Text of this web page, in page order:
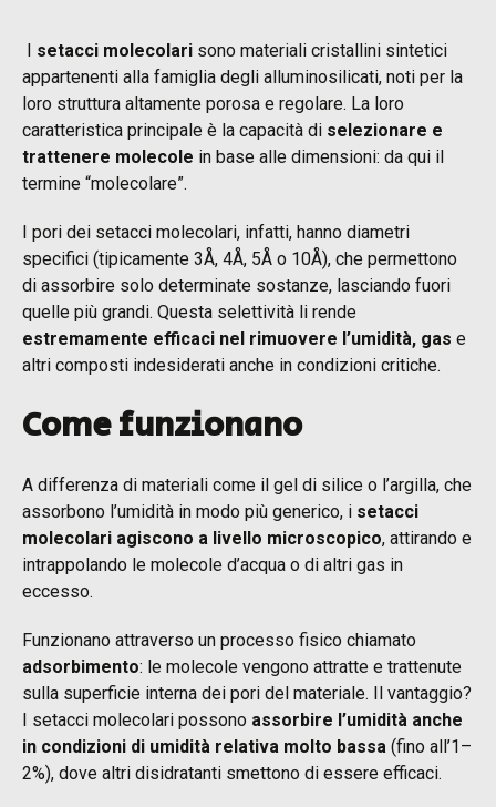
I setacci molecolari sono materiali cristallini sintetici
appartenenti alla famiglia degli alluminosilicati, noti per la
loro struttura altamente porosa e regolare. La loro
caratteristica principale è la capacità di selezionare e
trattenere molecole in base alle dimensioni: da qui il
termine “molecolare”.
I pori dei setacci molecolari, infatti, hanno diametri
specifici (tipicamente 3Å, 4Å, 5Å o 10Å), che permettono
di assorbire solo determinate sostanze, lasciando fuori
quelle più grandi. Questa selettività li rende
estremamente efficaci nel rimuovere l’umidità, gas e
altri composti indesiderati anche in condizioni critiche.
Come funzionano
A differenza di materiali come il gel di silice o l’argilla, che
assorbono l’umidità in modo più generico, i setacci
molecolari agiscono a livello microscopico, attirando e
intrappolando le molecole d’acqua o di altri gas in
eccesso.
Funzionano attraverso un processo fisico chiamato
adsorbimento: le molecole vengono attratte e trattenute
sulla superficie interna dei pori del materiale. Il vantaggio?
I setacci molecolari possono assorbire l’umidità anche
in condizioni di umidità relativa molto bassa (fino all’1–
2%), dove altri disidratanti smettono di essere efficaci.